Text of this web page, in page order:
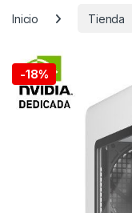
Inicio Tienda
-18%